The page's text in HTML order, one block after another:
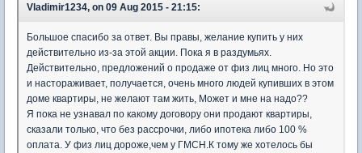
Vladimir1234, on 09 Aug 2015 - 21:15:
Большое спасибо за ответ. Вы правы, желание купить у них
действительно из-за этой акции. Пока я в раздумьях.
Действительно, предложений о продаже от физ лиц много. Но это
и настораживает, получается, очень много людей купивших в этом
доме квартиры, не желают там жить, Может и мне на надо??
Я пока не узнавал по какому договору они продают квартиры,
сказали только, что без рассрочки, либо ипотека либо 100 %
оплата. У физ лиц дороже,чем у ГМСН.К тому же хотелось бы